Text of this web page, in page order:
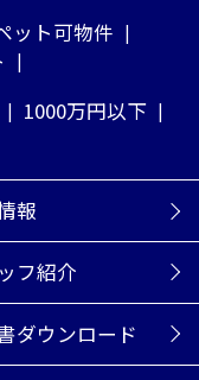
ット可物件
1000万円以下
報
フ紹介
ダウンロード